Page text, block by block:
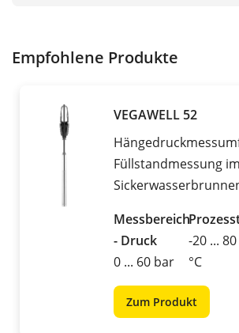
Empfohlene Produkte
VEGAWELL 52
Füllstandmessung im
Messbereich
- Druck
0 ... 60 bar
-20 ... 80
°C
Zum Produkt